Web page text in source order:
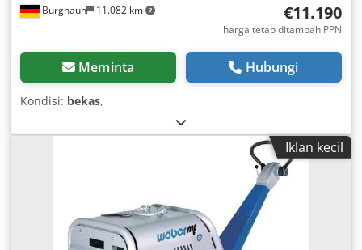
Burghaun 11.082 km €11.190
harga tetap ditambah PPN
Meminta Hubungi
Kondisi: bekas,
Iklan kecil